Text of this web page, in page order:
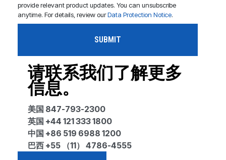
provide relevant product updates. You can unsubscribe
anytime. For details, review ourData Protection Notice.
请联系我们了解更多
信息。
美国 847-793-2300
英国 +44 121 333 1800
中国 +86 519 6988 1200
巴西 +55 （11） 4786-4555